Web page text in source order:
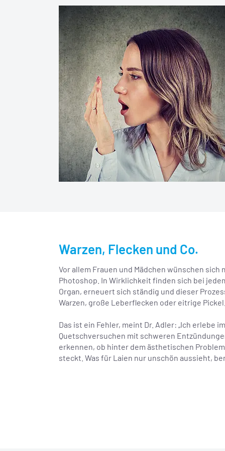
Warzen, Flecken und Co.
Vor allem Frauen und Mädchen wünschen
Photoshop. In Wirklichkeit finden sich bei
Organ, erneuert sich ständig und dieser
Warzen, große Leberflecken oder eitrige
Das ist ein Fehler, meint Dr. Adler: „Ich erlebe
Quetschversuchen mit schweren
erkennen, ob hinter dem ästhetischen
steckt. Was für Laien nur unschön aussieht,